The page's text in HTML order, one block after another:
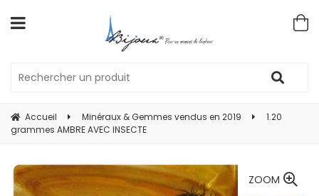
Accueil Minéraux & Gemmes vendus en 2019
1.20
grammes AMBRE AVEC INSECTE
ZOOM